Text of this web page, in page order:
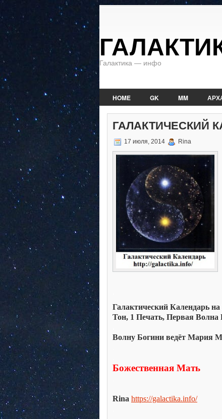
Галактика — инфо
HOME GK MM
ГАЛАКТИЧЕСКИЙ
17 июля, 2014 Rina
Галактический Календарь
Тон, 1 Печать, Первая
Волну Богини ведёт Мария
Божественная Мать
Rina https://galactika.info/